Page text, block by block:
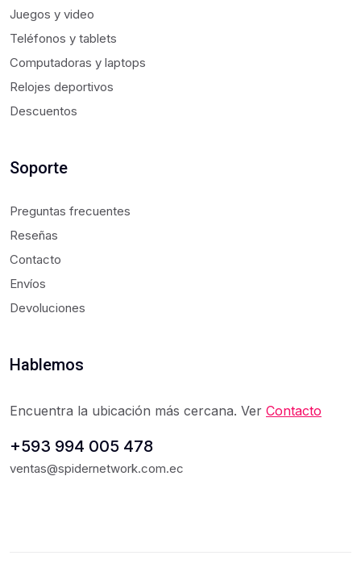
Juegos y video
Teléfonos y tablets
Computadoras y laptops
Relojes deportivos
Descuentos
Soporte
Preguntas frecuentes
Reseñas
Contacto
Envíos
Devoluciones
Hablemos
Encuentra la ubicación más cercana. Ver Contacto
+593 994 005 478
ventas@spidernetwork.com.ec